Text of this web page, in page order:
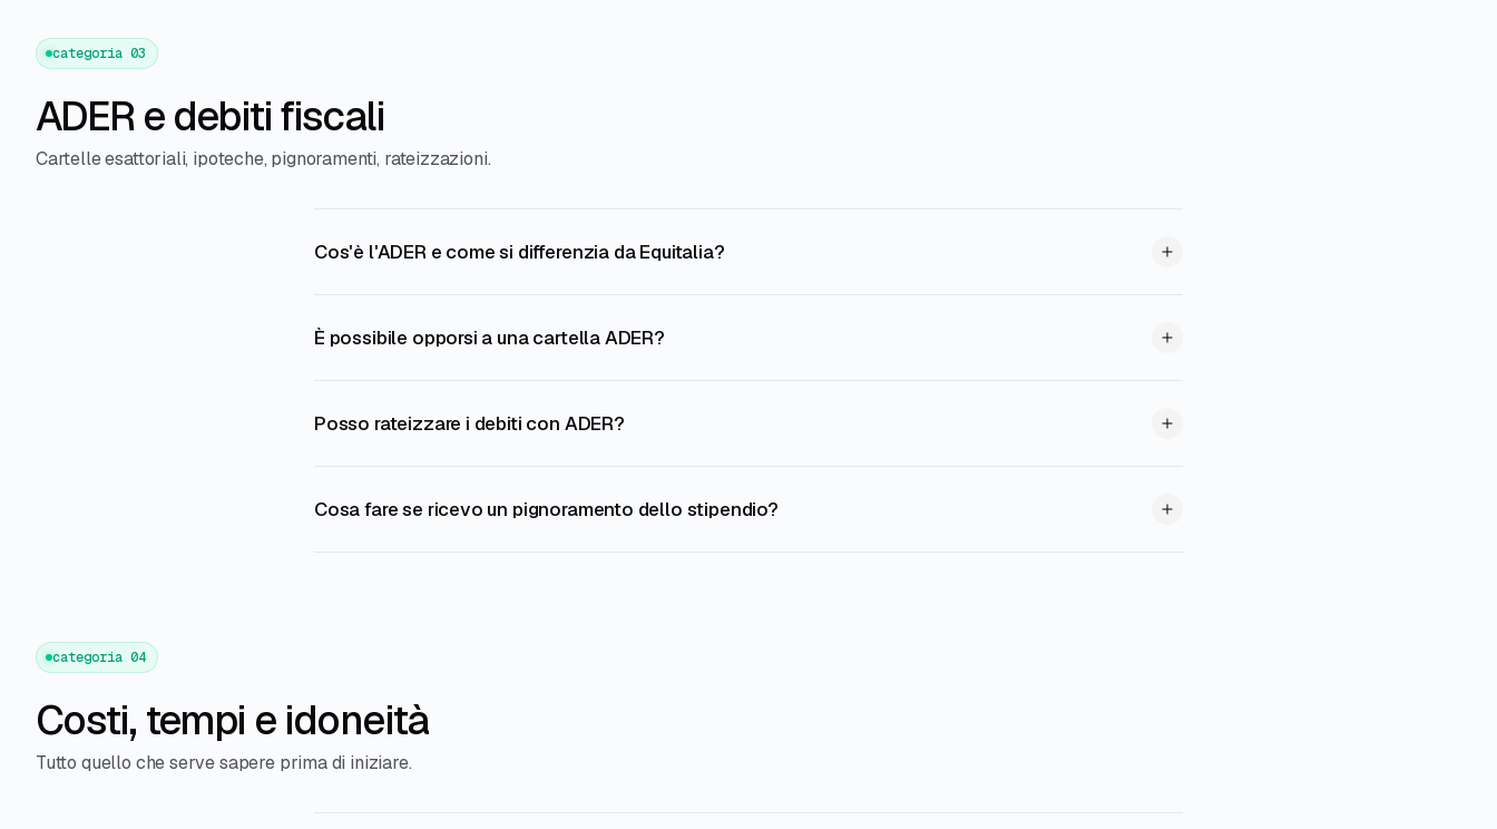
categoria 03
ADER e debiti fiscali
Cartelle esattoriali, ipoteche, pignoramenti, rateizzazioni.
Cos'è l'ADER e come si differenzia da Equitalia?
È possibile opporsi a una cartella ADER?
Posso rateizzare i debiti con ADER?
Cosa fare se ricevo un pignoramento dello stipendio?
categoria 04
Costi, tempi e idoneità
Tutto quello che serve sapere prima di iniziare.